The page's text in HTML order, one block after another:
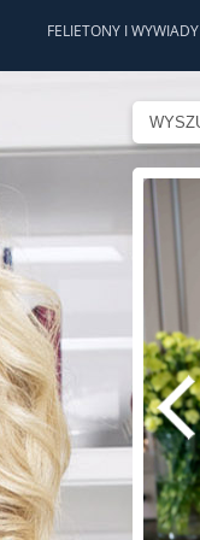
FELIETONY I WYWIADY